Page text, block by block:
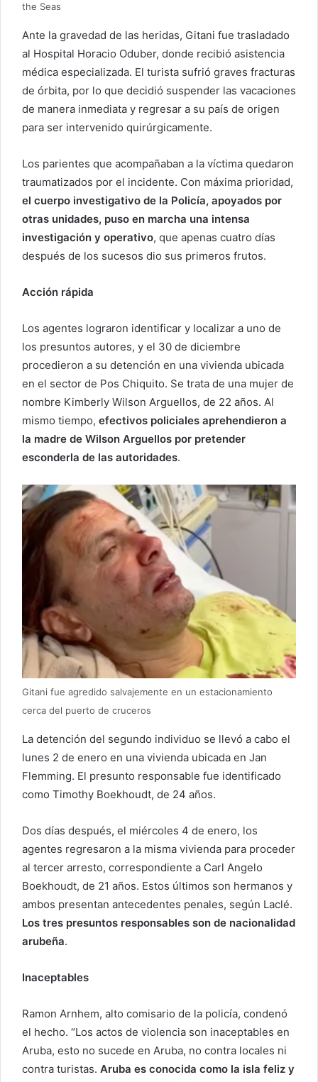
the Seas
Ante la gravedad de las heridas, Gitani fue trasladado
al Hospital Horacio Oduber, donde recibió asistencia
médica especializada. El turista sufrió graves fracturas
de órbita, por lo que decidió suspender las vacaciones
de manera inmediata y regresar a su país de origen
para ser intervenido quirúrgicamente.
Los parientes que acompañaban a la víctima quedaron
traumatizados por el incidente. Con máxima prioridad,
el cuerpo investigativo de la Policía, apoyados por
otras unidades, puso en marcha una intensa
investigación y operativo, que apenas cuatro días
después de los sucesos dio sus primeros frutos.
Acción rápida
Los agentes lograron identificar y localizar a uno de
los presuntos autores, y el 30 de diciembre
procedieron a su detención en una vivienda ubicada
en el sector de Pos Chiquito. Se trata de una mujer de
nombre Kimberly Wilson Arguellos, de 22 años. Al
mismo tiempo, efectivos policiales aprehendieron a
la madre de Wilson Arguellos por pretender
esconderla de las autoridades.
Gitani fue agredido salvajemente en un estacionamiento
cerca del puerto de cruceros
La detención del segundo individuo se llevó a cabo el
lunes 2 de enero en una vivienda ubicada en Jan
Flemming. El presunto responsable fue identificado
como Timothy Boekhoudt, de 24 años.
Dos días después, el miércoles 4 de enero, los
agentes regresaron a la misma vivienda para proceder
al tercer arresto, correspondiente a Carl Angelo
Boekhoudt, de 21 años. Estos últimos son hermanos y
ambos presentan antecedentes penales, según Laclé.
Los tres presuntos responsables son de nacionalidad
arubeña.
Inaceptables
Ramon Arnhem, alto comisario de la policía, condenó
el hecho. “Los actos de violencia son inaceptables en
Aruba, esto no sucede en Aruba, no contra locales ni
contra turistas. Aruba es conocida como la isla feliz y